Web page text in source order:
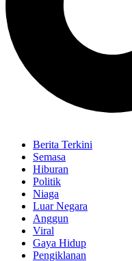
Berita Terkini
Semasa
Hiburan
Politik
Niaga
Luar Negara
Anggun
Viral
Gaya Hidup
Pengiklanan